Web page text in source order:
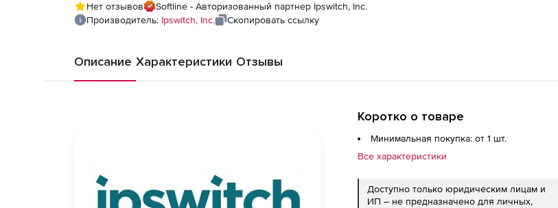
Нет отзывов
Softline - Авторизованный партнер Ipswitch, Inc.
Производитель: Ipswitch, Inc. Скопировать ссылку
Описание Характеристики Отзывы
Коротко о товаре
Минимальная покупка: от 1 шт.
Все характеристики
Доступно только юридическим лицам и
ИП – не предназначено для личных,